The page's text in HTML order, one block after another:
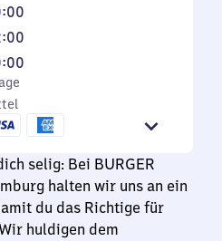
selig: Bei BURGER
halten wir uns an ein
du das Richtige für
huldigen dem